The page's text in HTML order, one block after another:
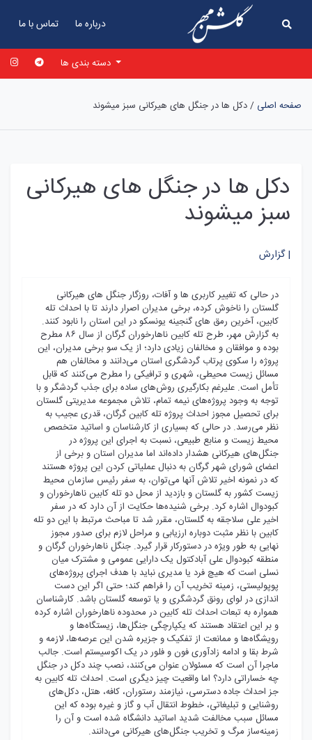
تماس با ما درباره ما
صفحه اصلی /دکل ها در جنگل های هیرکانی سبز میشوند
دکل ها در جنگل های هیرکانی
سبز میشوند
گزارش |
در حالی که تغییر کاربری ها و آفات، روزگار جنگل های هیرکانی
گلستان را ناخوش کرده، برخی مدیران اصرار دارند تا با احداث تله
کابین، آخرین رمق های گنجینه یونسکو در این استان را نابود کنند.
به گزارش مهر، طرح تله کابین ناهارخوران گرگان از سال ۸۶ مطرح
بوده و موافقان و مخالفان زیادی دارد؛ از یک سو برخی مدیران، این
پروژه را سکوی پرتاب گردشگری استان می‌دانند و مخالفان هم
مسائل زیست محیطی، شهری و ترافیکی را مطرح می‌کنند که قابل
تأمل است. علیرغم بکارگیری روش‌های ساده برای جذب گردشگر و با
توجه به وجود پروژه‌های نیمه تمام، تلاش مجموعه مدیریتی گلستان
برای تحصیل مجوز احداث پروژه تله کابین گرگان، قدری عجیب به
نظر می‌رسد. در حالی که بسیاری از کارشناسان و اساتید متخصص
محیط زیست و منابع طبیعی، نسبت به اجرای این پروژه در
جنگل‌های هیرکانی هشدار داده‌اند اما مدیران استان و برخی از
اعضای شورای شهر گرگان به دنبال عملیاتی کردن این پروژه هستند
که در نمونه اخیر تلاش آنها می‌توان، به سفر رئیس سازمان محیط
زیست کشور به گلستان و بازدید از محل دو تله کابین ناهارخوران و
کبودوال اشاره کرد. برخی شنیده‌ها حکایت از آن دارد که در سفر
اخیر علی سلاجقه به گلستان، مقرر شد تا مباحث مرتبط با این دو تله
کابین با نظر مثبت دوباره ارزیابی و مراحل لازم برای صدور مجوز
نهایی به طور ویژه در دستورکار قرار گیرد. جنگل ناهارخوران گرگان و
منطقه کبودوال علی آبادکتول یک دارایی عمومی و مشترک میان
نسلی است که هیچ فرد یا مدیری نباید با هدف اجرای پروژه‌های
پوپولیستی، زمینه تخریب آن را فراهم کند؛ حتی اگر این دست
اندازی در لوای رونق گردشگری و یا توسعه گلستان باشد. کارشناسان
همواره به تبعات احداث تله کابین در محدوده ناهارخوران اشاره کرده
و بر این اعتقاد هستند که یکپارچگی جنگل‌ها، زیستگاه‌ها و
رویشگاه‌ها و ممانعت از تفکیک و جزیره شدن این عرصه‌ها، لازمه و
شرط بقا و ادامه زادآوری فون و فلور در یک اکوسیستم است. جالب
ماجرا آن است که مسئولان عنوان می‌کنند، نصب چند دکل در جنگل
چه خساراتی دارد؟ اما واقعیت چیز دیگری است. احداث تله کابین به
جز احداث جاده دسترسی، نیازمند رستوران، کافه، هتل، دکل‌های
روشنایی و تبلیغاتی، خطوط انتقال آب و گاز و غیره بوده که این
مسائل سبب مخالفت شدید اساتید دانشگاه شده است و آن را
زمینه‌ساز مرگ و تخریب جنگل‌های هیرکانی می‌دانند.